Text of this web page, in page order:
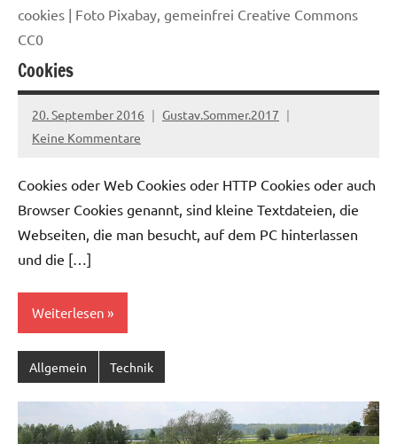
cookies | Foto Pixabay, gemeinfrei Creative Commons
CC0
Cookies
20. September 2016
Gustav.Sommer.2017
Keine Kommentare
Cookies oder Web Cookies oder HTTP Cookies oder auch
Browser Cookies genannt, sind kleine Textdateien, die
Webseiten, die man besucht, auf dem PC hinterlassen
und die […]
Weiterlesen
Allgemein Technik